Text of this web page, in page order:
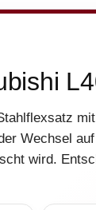
Wechsel
wird.